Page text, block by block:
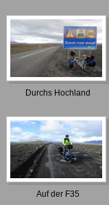
Durchs Hochland
Auf der F35